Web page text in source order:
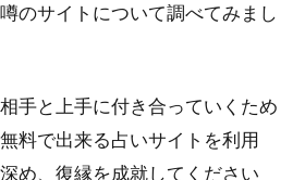
のサイトについて調べてみまし
手と上手に付き合っていくため
料で出来る占いサイトを利用
め、復縁を成就してください